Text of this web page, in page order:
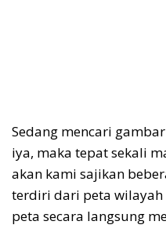
Sedang mencari
iya, maka tepat sekali
akan kami sajikan
terdiri dari peta wilayah
peta secara langsung